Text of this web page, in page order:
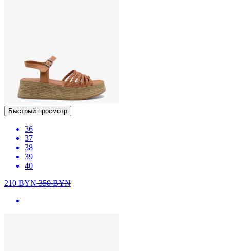
Быстрый просмотр
36
37
38
39
40
210 BYN350BYN